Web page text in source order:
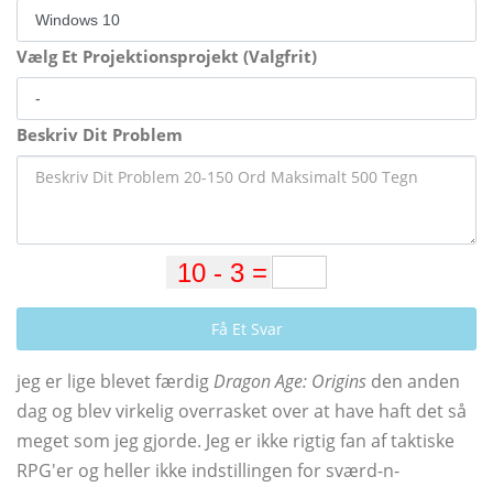
Vælg Et Projektionsprojekt (Valgfrit)
Beskriv Dit Problem
Få Et Svar
jeg er lige blevet færdigDragon Age: Origins den anden
dag og blev virkelig overrasket over at have haft det så
meget som jeg gjorde. Jeg er ikke rigtig fan af taktiske
RPG'er og heller ikke indstillingen for sværd-n-